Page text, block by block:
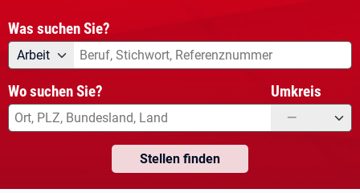
Was suchen Sie?
Angebotsart
Arbeit Was suchen Sie?
Wo suchen Sie? Umkreis
—
Stellen finden